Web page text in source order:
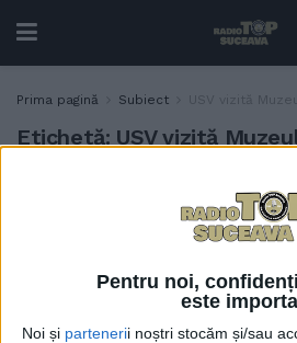
Pentru noi,
este
Noi și partenerii noștri stocăm și/sau
Prima pagină Subiect USV vizită
Etichetă: USV vizită
”Mare”
studenți
pizzerie
31 MAI, 2024